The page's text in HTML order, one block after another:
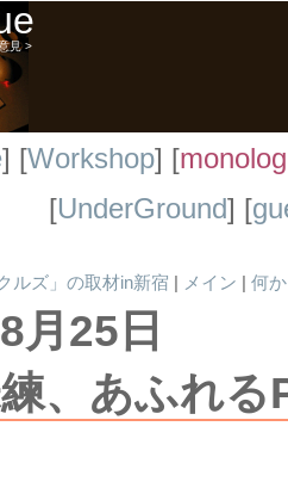
見 >
] [Workshop] [
[UnderGround] [
ルズ」の取材in新宿 | メイン | 何
月25日
、あふれる